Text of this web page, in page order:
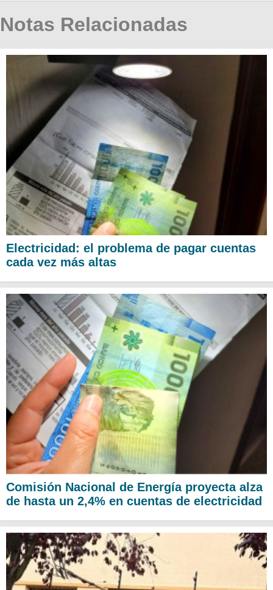
Notas Relacionadas
Electricidad: el problema de pagar cuentas
cada vez más altas
Comisión Nacional de Energía proyecta alza
de hasta un 2,4% en cuentas de electricidad